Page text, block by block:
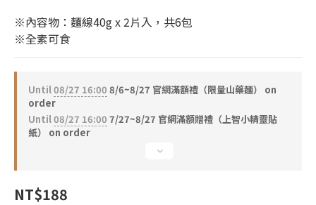
4
3
2
0
※內容物：麵線40g x 2片入，共6包
※全素可食
Until08/27 16:00 8/6~8/27 官網滿額禮（限量山藥麵） on
order
Until08/27 16:00 7/27~8/27 官網滿額贈禮（上智小精靈貼
紙） on order
NT$188